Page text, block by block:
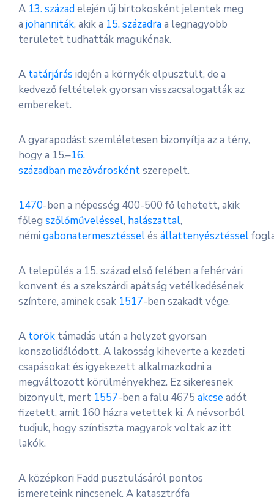
A 13. századelején új birtokosként jelentek meg
a johanniták, akik a 15. századraa legnagyobb
területet tudhatták magukénak.
A tatárjárás idején a környék elpusztult, de a
kedvező feltételek gyorsan visszacsalogatták az
embereket.
A gyarapodást szemléletesen bizonyítja az a tény,
hogy a 15.–16.
században mezővároskéntszerepelt.
1470-ben a népesség 400-500 fő lehetett, akik
főleg szőlőműveléssel, halászattal,
némi gabonatermesztésselés állattenyésztéssel
A település a 15. század első felében a fehérvári
konvent és a szekszárdi apátság vetélkedésének
színtere, aminek csak 1517-ben szakadt vége.
A török támadás után a helyzet gyorsan
konszolidálódott. A lakosság kiheverte a kezdeti
csapásokat és igyekezett alkalmazkodni a
megváltozott körülményekhez. Ez sikeresnek
bizonyult, mert 1557-ben a falu 4675 akcse adót
fizetett, amit 160 házra vetettek ki. A névsorból
tudjuk, hogy színtiszta magyarok voltak az itt
lakók.
A középkori Fadd pusztulásáról pontos
ismereteink nincsenek. A katasztrófa